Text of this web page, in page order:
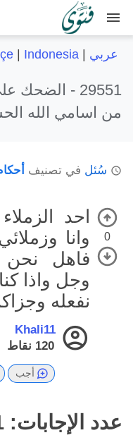
menu
عربي |
| Indonesia
29551 -
الضحك
من اسامي الله
سُئل في تصنيف
0
احد
وانا
فاهل نحن
وجل واذا
نفعله
Khali11
120 نقاط
أجب
عدد الإجابات: